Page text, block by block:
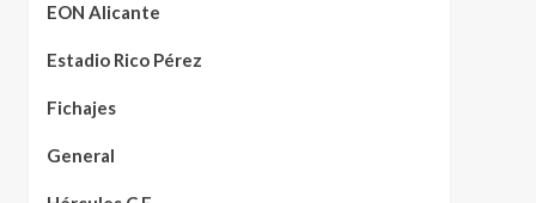
EON Alicante
Estadio Rico Pérez
Fichajes
General